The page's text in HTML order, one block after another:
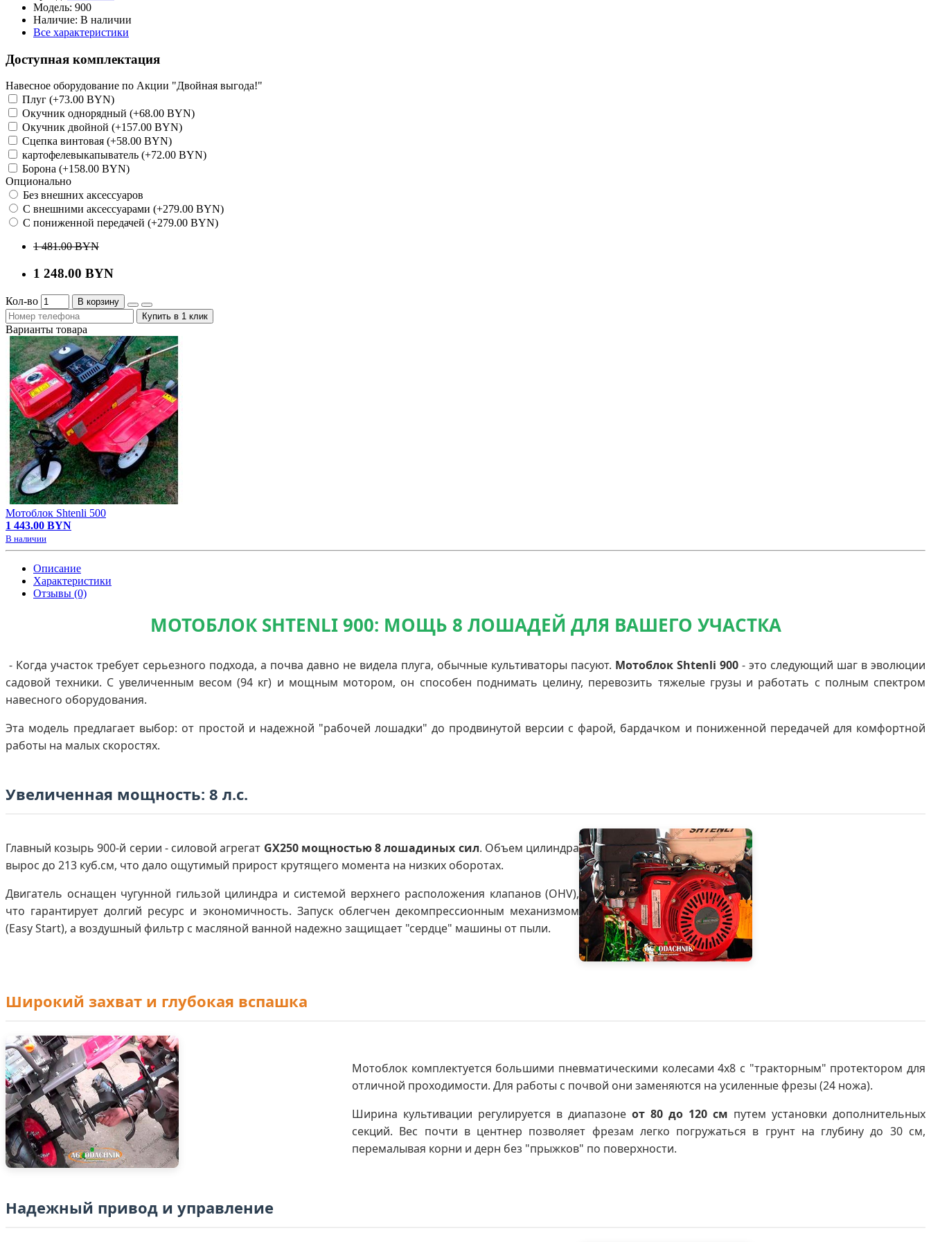
Модель: 900
Наличие: В наличии
Все характеристики
Доступная комплектация
Навесное оборудование по Акции "Двойная выгода!"
Плуг (+73.00 BYN)
Окучник однорядный (+68.00 BYN)
Окучник двойной (+157.00 BYN)
Сцепка винтовая (+58.00 BYN)
картофелевыкапыватель (+72.00 BYN)
Борона (+158.00 BYN)
Опционально
Без внешних аксессуаров
С внешними аксессуарами (+279.00 BYN)
С пониженной передачей (+279.00 BYN)
1 481.00 BYN
1 248.00 BYN
Кол-во
В корзину
Купить в 1 клик
Варианты товара
Мотоблок Shtenli 500
1 443.00 BYN
В наличии
Описание
Характеристики
Отзывы (0)
МОТОБЛОК SHTENLI 900: МОЩЬ 8 ЛОШАДЕЙ ДЛЯ ВАШЕГО УЧАСТКА
- Когда участок требует серьезного подхода, а почва давно не видела плуга, обычные культиваторы пасуют. Мотоблок Shtenli 900 - это следующий шаг в эволюции
садовой техники. С увеличенным весом (94 кг) и мощным мотором, он способен поднимать целину, перевозить тяжелые грузы и работать с полным спектром
навесного оборудования.
Эта модель предлагает выбор: от простой и надежной "рабочей лошадки" до продвинутой версии с фарой, бардачком и пониженной передачей для комфортной
работы на малых скоростях.
Увеличенная мощность: 8 л.с.
Главный козырь 900-й серии - силовой агрегат GX250 мощностью 8 лошадиных сил. Объем цилиндра
вырос до 213 куб.см, что дало ощутимый прирост крутящего момента на низких оборотах.
Двигатель оснащен чугунной гильзой цилиндра и системой верхнего расположения клапанов (OHV),
что гарантирует долгий ресурс и экономичность. Запуск облегчен декомпрессионным механизмом
(Easy Start), а воздушный фильтр с масляной ванной надежно защищает "сердце" машины от пыли.
Широкий захват и глубокая вспашка
Мотоблок комплектуется большими пневматическими колесами 4x8 с "тракторным" протектором для
отличной проходимости. Для работы с почвой они заменяются на усиленные фрезы (24 ножа).
Ширина культивации регулируется в диапазоне от 80 до 120 см путем установки дополнительных
секций. Вес почти в центнер позволяет фрезам легко погружаться в грунт на глубину до 30 см,
перемалывая корни и дерн без "прыжков" по поверхности.
Надежный привод и управление